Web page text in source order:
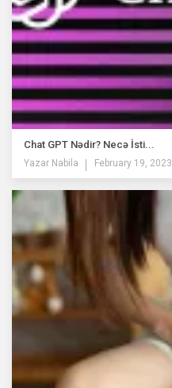
Chat GPT Nədir? Necə İsti...
Yazar Nabila February 19, 2023